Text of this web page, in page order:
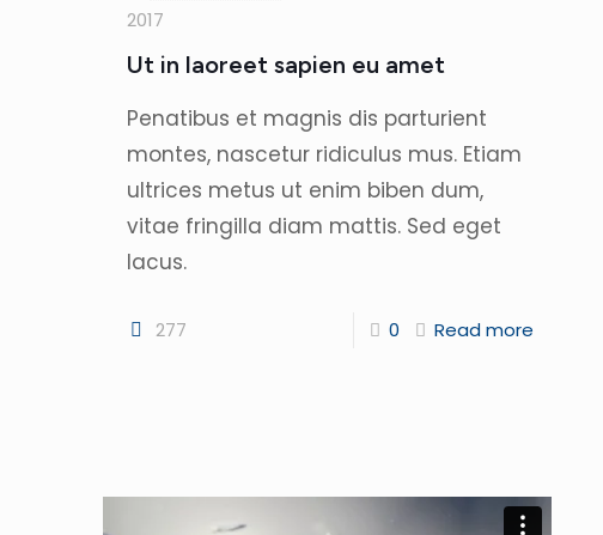
2017
Ut in laoreet sapien eu amet
Penatibus et magnis dis parturient
montes, nascetur ridiculus mus. Etiam
ultrices metus ut enim biben dum,
vitae fringilla diam mattis. Sed eget
lacus.
277 0 Read more